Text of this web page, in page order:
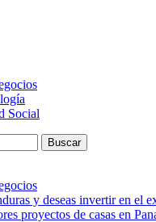
Social
y deseas invertir en el
proyectos de casas en